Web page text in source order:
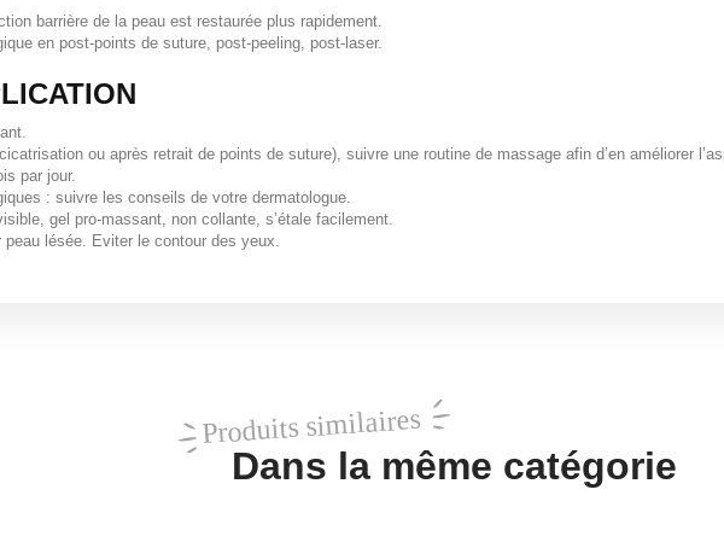
barrière de la peau est restaurée plus rapidement.
en post-points de suture, post-peeling, post-laser.
ou après retrait de points de suture), suivre une routine de massage afin d’en améliorer
par jour.
: suivre les conseils de votre dermatologue.
gel pro-massant, non collante, s’étale facilement.
peau lésée. Eviter le contour des yeux.
Produits similaires
Dans la même catégorie